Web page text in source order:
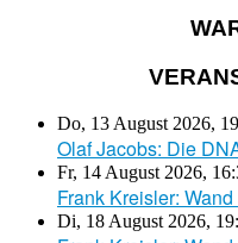
Do, 13 August 2026,
Olaf Jacobs: Die
Fr, 14 August 2026,
Frank Kreisler:
Di, 18 August 2026,